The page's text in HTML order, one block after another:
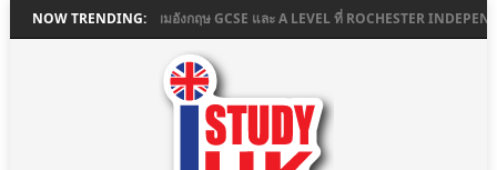
NOW TRENDING:
เรียนต่อมัธยมอังกฤษ GCSE และ A LEVEL ที่ ROCHESTER INDEPENDENT